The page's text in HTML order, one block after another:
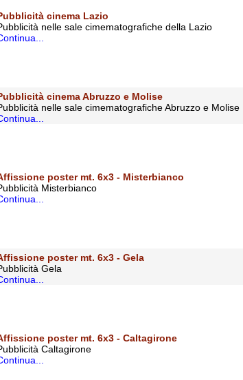
cinema Lazio
nelle sale cimematografiche della Lazio
cinema Abruzzo e Molise
nelle sale cimematografiche Abruzzo e Molise
poster mt. 6x3 - Misterbianco
Misterbianco
poster mt. 6x3 - Gela
Gela
poster mt. 6x3 - Caltagirone
Caltagirone